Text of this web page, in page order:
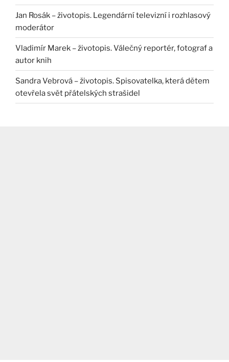
Jan Rosák – životopis. Legendární televizní i rozhlasový
moderátor
Vladimír Marek – životopis. Válečný reportér, fotograf a
autor knih
Sandra Vebrová – životopis. Spisovatelka, která dětem
otevřela svět přátelských strašidel